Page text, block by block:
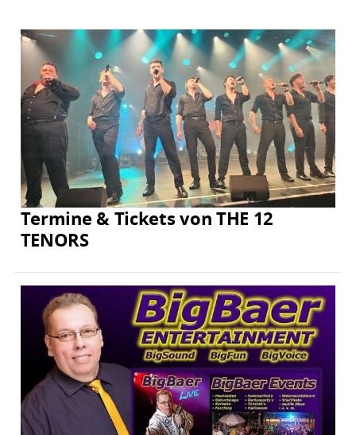
Termine & Tickets von THE 12
TENORS